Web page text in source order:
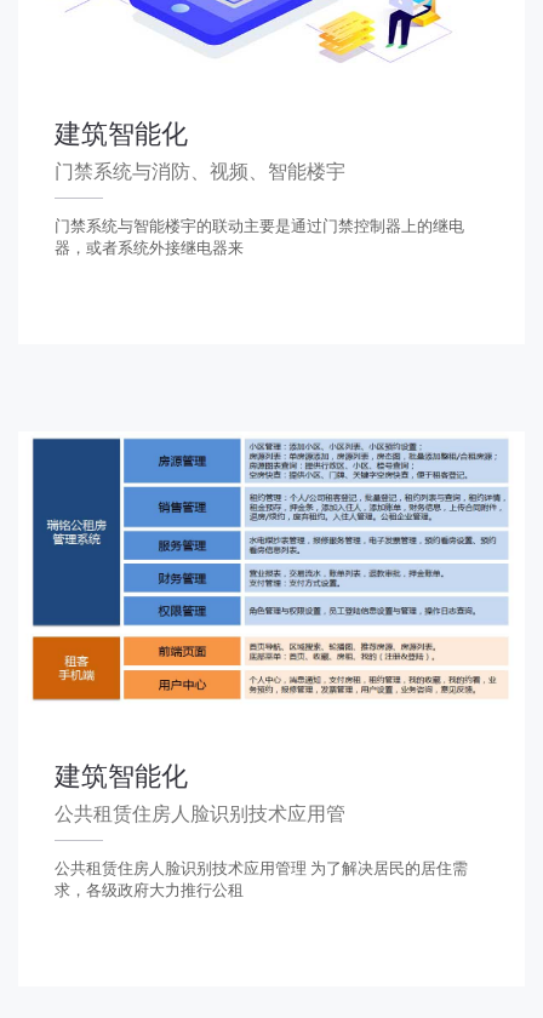
建筑智能化
门禁系统与消防、视频、智能楼宇
门禁系统与智能楼宇的联动主要是通过门禁控制器上的继电
器，或者系统外接继电器来
建筑智能化
公共租赁住房人脸识别技术应用管
公共租赁住房人脸识别技术应用管理 为了解决居民的居住需
求，各级政府大力推行公租